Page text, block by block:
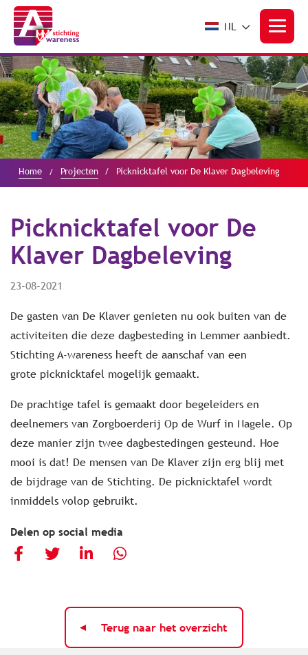
NL
Home Projecten Picknicktafel voor De Klaver Dagbeleving
Picknicktafel voor De
Klaver Dagbeleving
23-08-2021
De gasten van De Klaver genieten nu ook buiten van de
activiteiten die deze dagbesteding in Lemmer aanbiedt.
Stichting A-wareness heeft de aanschaf van een
grote picknicktafel mogelijk gemaakt.
De prachtige tafel is gemaakt door begeleiders en
deelnemers van Zorgboerderij Op de Wurf in Nagele. Op
deze manier zijn twee dagbestedingen gesteund. Hoe
mooi is dat! De mensen van De Klaver zijn erg blij met
de bijdrage van de Stichting. De picknicktafel wordt
inmiddels volop gebruikt.
Delen op social media
Terug naar het overzicht